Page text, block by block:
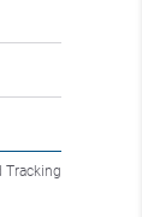
Tracking